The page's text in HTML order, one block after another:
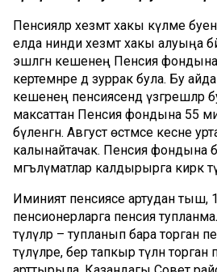
Пенсияләр хезмәт хакы күләме
елда нинди хезмәт хакы алуыңа
эшләгән кешенең Пенсия
кертемнәре дә зуррак була. Бу
кешенең пенсиясендә үзгәрешләр
максаттан Пенсия фондына 55
бүленгән. Август өстәмәсе кесәне
калынайтачак. Пенсия фондына
мәгълүматлар калдырырга кирәк
Иминият пенсиясе артудан тыш,
пенсионерларга пенсия
түләүләр – тупланып бара торган
түләүләре, бер тапкыр түләнә торган